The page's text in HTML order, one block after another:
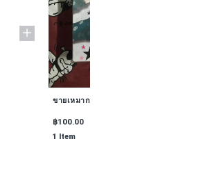
ขายเหมาการ์ตูน รัก...
฿100.00
1 Item